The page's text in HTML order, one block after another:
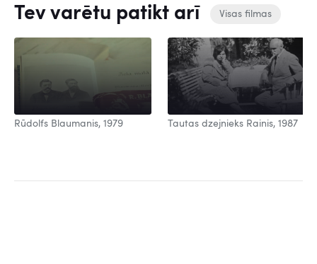
Tev varētu patikt arī Visas filmas
Rūdolfs Blaumanis, 1979 Tautas dzejnieks Rainis, 1987